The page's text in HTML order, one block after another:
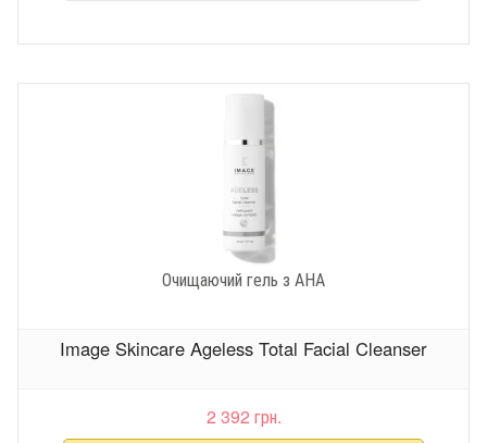
Очищаючий гель з АНА
Image Skincare Ageless Total Facial Cleanser
2 392 грн.